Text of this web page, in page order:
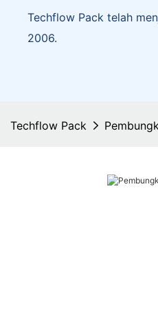
Techflow Pack telah
2006.
Techflow Pack